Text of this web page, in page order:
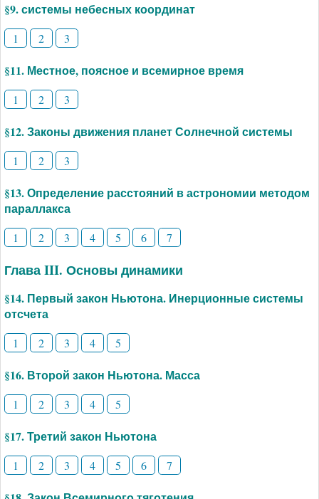
§9. системы небесных координат
1 2 3
§11. Местное, поясное и всемирное время
1 2 3
§12. Законы движения планет Солнечной системы
1 2 3
§13. Определение расстояний в астрономии методом
параллакса
1 2 3 4 5 6 7
Глава III. Основы динамики
§14. Первый закон Ньютона. Инерционные системы
отсчета
1 2 3 4 5
§16. Второй закон Ньютона. Масса
1 2 3 4 5
§17. Третий закон Ньютона
1 2 3 4 5 6 7